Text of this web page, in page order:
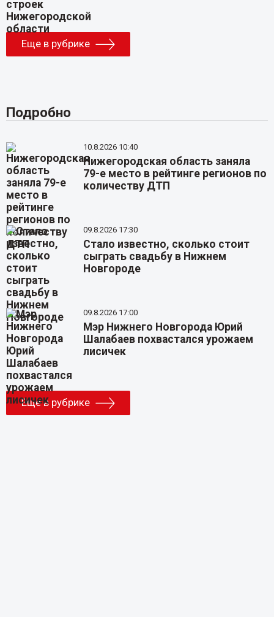
Еще в рубрике
Подробно
10.8.2026 10:40
Нижегородская область заняла
79-е место в рейтинге регионов по
количеству ДТП
09.8.2026 17:30
Стало известно, сколько стоит
сыграть свадьбу в Нижнем
Новгороде
09.8.2026 17:00
Мэр Нижнего Новгорода Юрий
Шалабаев похвастался урожаем
лисичек
Еще в рубрике